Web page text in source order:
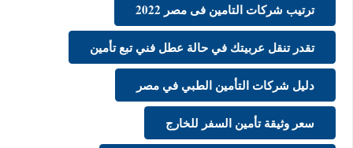
ترتيب شركات التامين فى مصر 2022
تقدر تنقل عربيتك في حالة عطل فني تبع تأمين
دليل شركات التأمين الطبي في مصر
سعر وثيقة تأمين السفر للخارج